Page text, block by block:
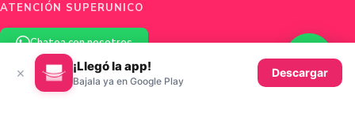
ATENCIÓN SUPERUNICO
Chatea con nosotros
hola@superunico.com
× ¡Llegó la app!
Bajala ya en Google Play
Descargar